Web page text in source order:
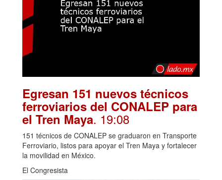
Egresan 151 nuevos técnicos
ferroviarios del CONALEP para
el Tren Maya. 19:08
151 técnicos de CONALEP se graduaron en Transporte
Ferroviario, listos para apoyar el Tren Maya y fortalecer
la movilidad en México.
El Congresista